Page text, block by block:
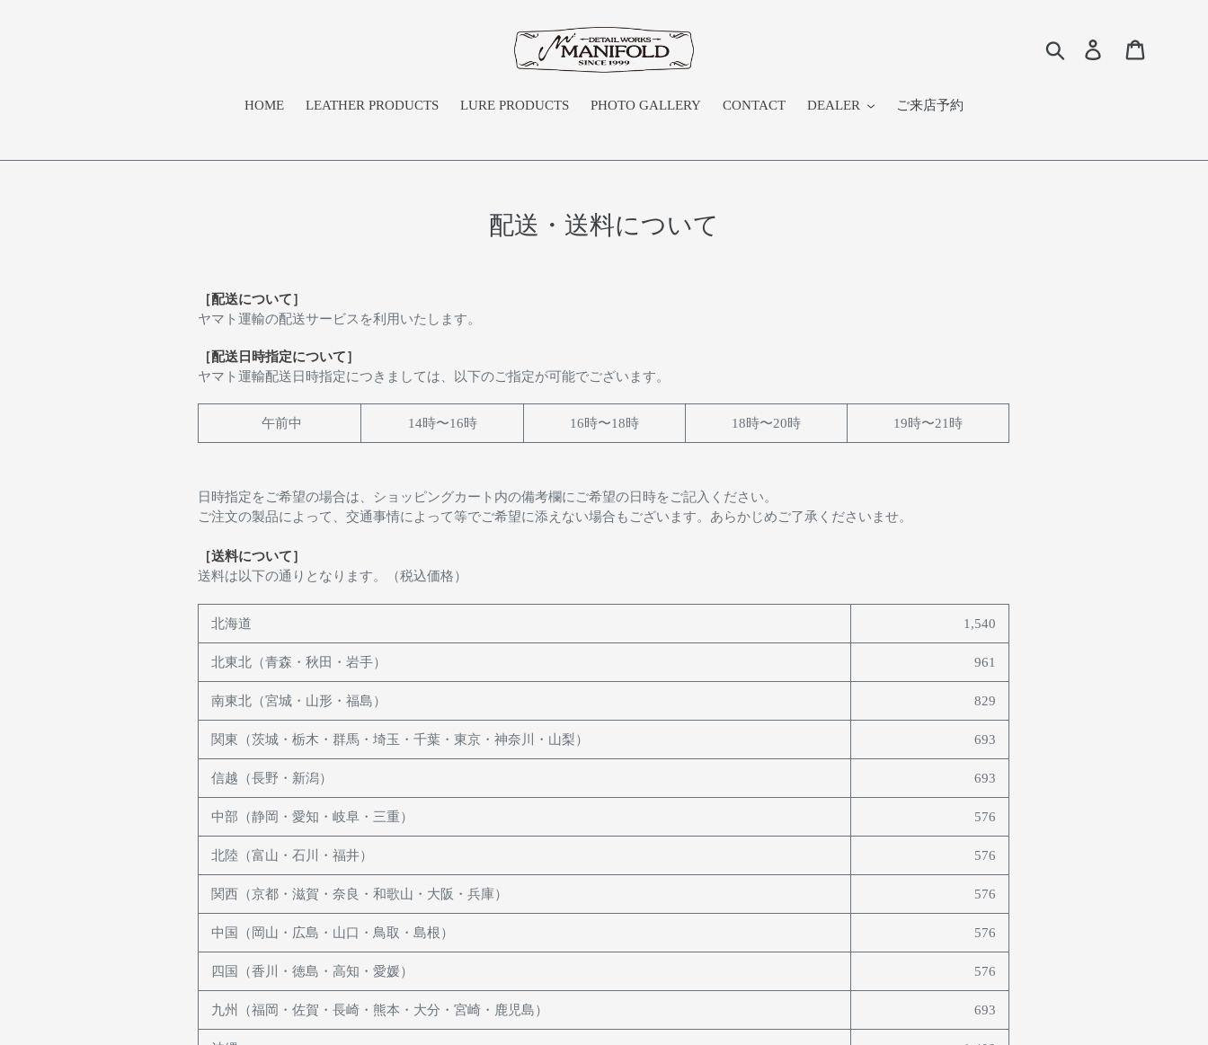
検索 Log in
HOME LEATHER PRODUCTS LURE PRODUCTS PHOTO GALLERY CONTACT DEALER ご来店予約
配送・送料について
［配送について］
ヤマト運輸の配送サービスを利用いたします。
［配送日時指定について］
ヤマト運輸配送日時指定につきましては、以下のご指定が可能でございます。
午前中 14時〜16時 16時〜18時 18時〜20時 19時〜21時
日時指定をご希望の場合は、ショッピングカート内の備考欄にご希望の日時をご記入ください。
ご注文の製品によって、交通事情によって等でご希望に添えない場合もございます。あらかじめご了承くださいませ。
［送料について］
送料は以下の通りとなります。（税込価格）
北海道 1,540
北東北（青森・秋田・岩手） 961
南東北（宮城・山形・福島） 829
関東（茨城・栃木・群馬・埼玉・千葉・東京・神奈川・山梨） 693
信越（長野・新潟） 693
中部（静岡・愛知・岐阜・三重） 576
北陸（富山・石川・福井） 576
関西（京都・滋賀・奈良・和歌山・大阪・兵庫） 576
中国（岡山・広島・山口・鳥取・島根） 576
四国（香川・徳島・高知・愛媛） 576
九州（福岡・佐賀・長崎・熊本・大分・宮崎・鹿児島） 693